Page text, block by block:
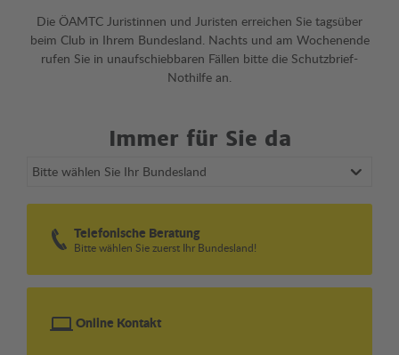
Die ÖAMTC Juristinnen und Juristen erreichen Sie tagsüber
beim Club in Ihrem Bundesland. Nachts und am Wochenende
rufen Sie in unaufschiebbaren Fällen bitte die Schutzbrief-
Nothilfe an.
Immer für Sie da
Bundesland wählen
Telefonische Beratung
Bitte wählen Sie zuerst Ihr Bundesland!
Online Kontakt